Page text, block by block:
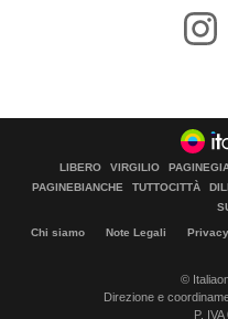
LIBERO VIRGILIO
PAGINEBIANCHE
TUTTOCITTÀ
Chi siamo Note Legali Privacy
©
Direzione e
P.